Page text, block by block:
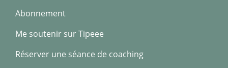
Abonnement
Me soutenir sur Tipeee
Réserver une séance de coaching